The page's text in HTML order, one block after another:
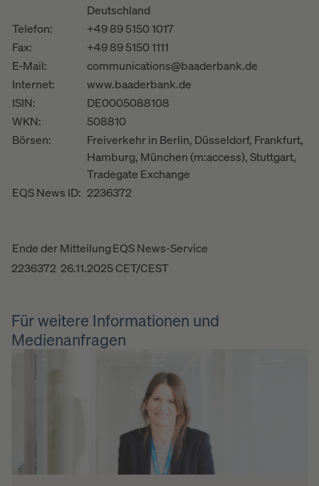
Deutschland
Telefon:
+49 89 5150 1017
Fax:
+49 89 5150 1111
E-Mail:
communications@baaderbank.de
Internet:
www.baaderbank.de
ISIN:
DE0005088108
WKN:
508810
Börsen:
Freiverkehr in Berlin, Düsseldorf, Frankfurt,
Hamburg, München (m:access), Stuttgart,
Tradegate Exchange
EQS News ID: 2236372
Ende der MitteilungEQS News-Service
2236372 26.11.2025 CET/CEST
Für weitere Informationen und
Medienanfragen